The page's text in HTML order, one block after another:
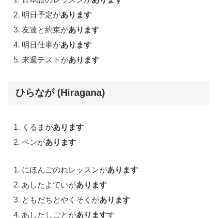
明日予定があります
友達と約束があります
明日仕事があります
来週テストがあります
ひらなが (Hiragana)
くるまがあります
ペンがあります
にほんごのれレッスンがあります
あしたよていがあります
ともだちとやくそくがあります
あしたしごとがありますす